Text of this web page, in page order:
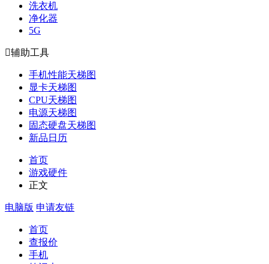
洗衣机
净化器
5G
辅助工具
手机性能天梯图
显卡天梯图
CPU天梯图
电源天梯图
固态硬盘天梯图
新品日历
首页
游戏硬件
正文
电脑版 申请友链
首页
查报价
手机